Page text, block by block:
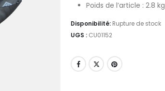
Poids de l’article : 2.8 kg
Disponibilité: Rupture de stock
UGS : CU01152